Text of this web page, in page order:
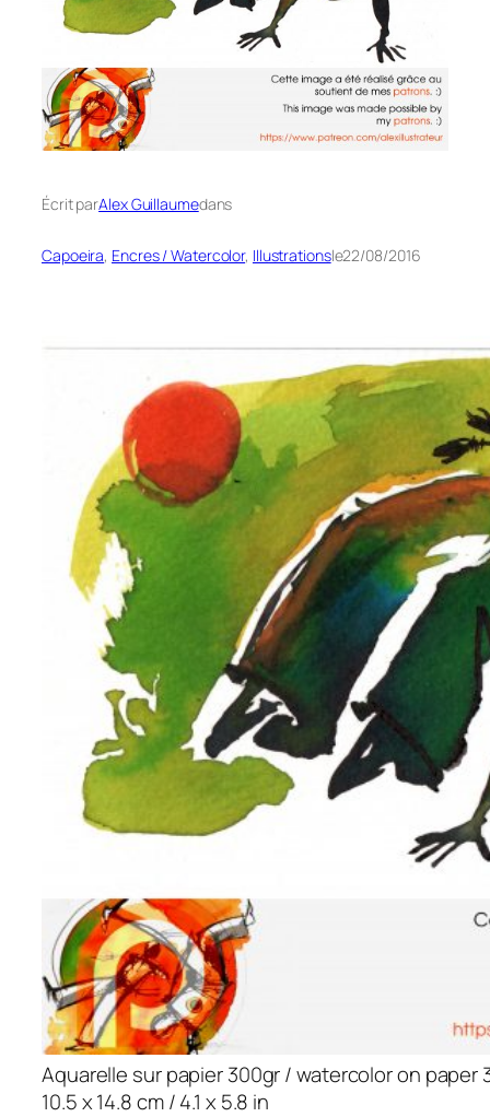
Écrit parAlex Guillaumedans
Capoeira, Encres / Watercolor, Illustrationsle22/08/2016
Aquarelle sur papier 300gr / watercolor on paper
10.5 x 14.8 cm / 4.1 x 5.8 in